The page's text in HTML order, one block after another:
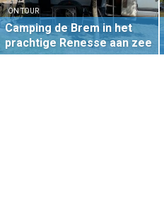
ON TOUR
Camping de Brem in het
prachtige Renesse aan zee